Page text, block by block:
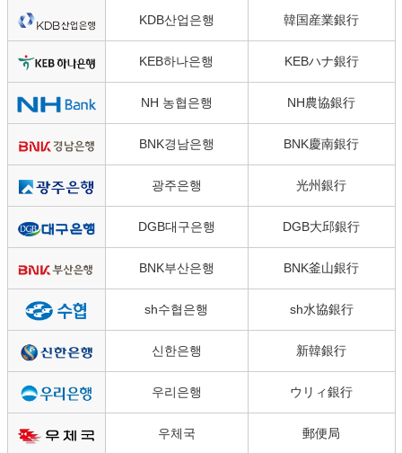
KDB산업은행 韓国産業銀行
KEB하나은행 KEBハナ銀行
NH 농협은행 NH農協銀行
BNK경남은행 BNK慶南銀行
광주은행 光州銀行
DGB대구은행 DGB大邱銀行
BNK부산은행 BNK釜山銀行
sh수협은행 sh水協銀行
신한은행 新韓銀行
우리은행 ウリィ銀行
우체국 郵便局